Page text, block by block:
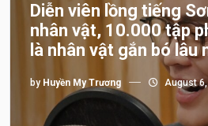
Diễn viên lồng tiếng
nhân vật, 10.000 tập
là nhân vật gắn bó lâu
by Huyền My Trương August